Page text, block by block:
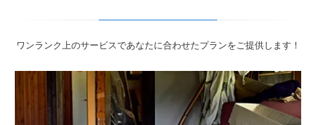
ワンランク上のサービスであなたに合わせたプランをご提供します！